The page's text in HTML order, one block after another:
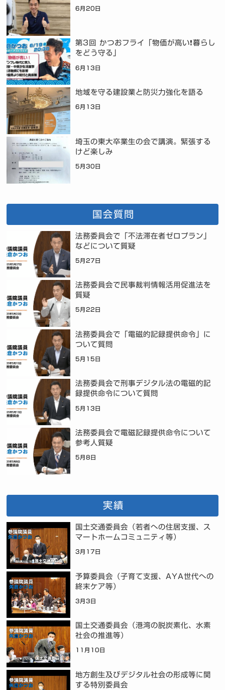
6月20日
第3回 かつおフライ「物価が高い❗暮らし
をどう守る」
6月13日
地域を守る建設業と防災力強化を語る
6月13日
埼玉の東大卒業生の会で講演。緊張する
けど楽しみ
5月30日
国会質問
法務委員会で「不法滞在者ゼロプラン」
などについて質疑
5月27日
法務委員会で民事裁判情報活用促進法を
質疑
5月22日
法務委員会で「電磁的記録提供命令」に
ついて質問
5月15日
法務委員会で刑事デジタル法の電磁的記
録提供命令について質問
5月13日
法務委員会で電磁記録提供命令について
参考人質疑
5月8日
実績
国土交通委員会（若者への住居支援、ス
マートホームコミュニティ等）
3月17日
予算委員会（子育て支援、AYA世代への
終末ケア等）
3月3日
国土交通委員会（港湾の脱炭素化、水素
社会の推進等）
11月10日
地方創生及びデジタル社会の形成等に関
する特別委員会